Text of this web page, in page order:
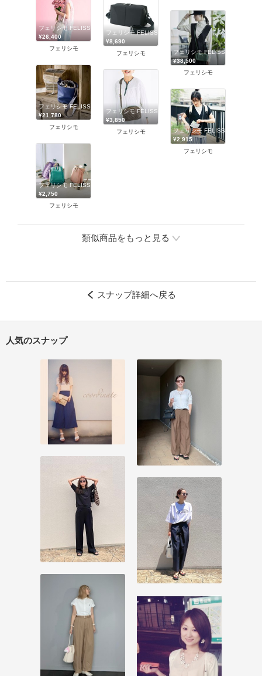
フェリシモ FELISSIMO
¥26,400
フェリシモ
フェリシモ FELISSIMO
¥8,690
フェリシモ
フェリシモ FELISSIMO
¥38,500
フェリシモ
フェリシモ FELISSIMO
¥21,780
フェリシモ
フェリシモ FELISSIMO
¥3,850
フェリシモ
フェリシモ FELISSIMO
¥2,915
フェリシモ
フェリシモ FELISSIMO
¥2,750
フェリシモ
類似商品をもっと見る
スナップ詳細へ戻る
人気のスナップ